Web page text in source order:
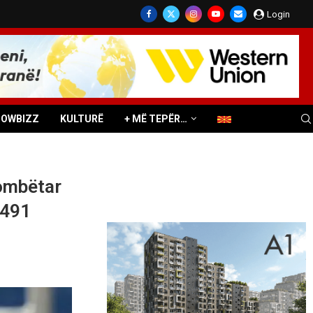
Login
KULTURË + MË TEPËR…